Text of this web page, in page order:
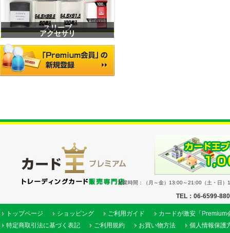
スリーブ
アクセサリ
営業時間：（月～金）13:00～21:00（土・日
TEL：06-6599-
トップページ ショッピング ご利用ガイド
カードが激安「Premium
特定商取引法に基づく表記
ご利用規約 お買い物方法 個人情報保護